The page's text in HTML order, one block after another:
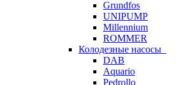
Grundfos
UNIPUMP
Millennium
ROMMER
Колодезные насосы
DAB
Aquario
Pedrollo